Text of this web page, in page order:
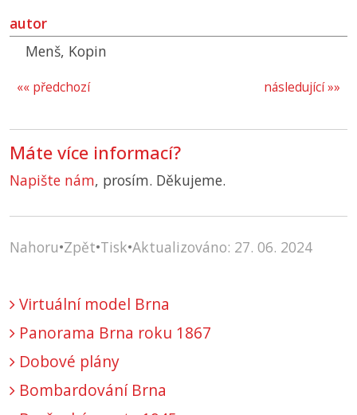
autor
Menš, Kopin
následující »»
«« předchozí
Máte více informací?
Napište nám, prosím. Děkujeme.
Nahoru•Zpět•Tisk•Aktualizováno: 27. 06. 2024
Virtuální model Brna
Panorama Brna roku 1867
Dobové plány
Bombardování Brna